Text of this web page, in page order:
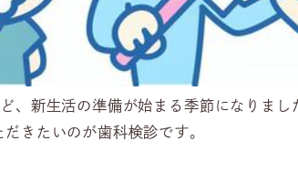
、新生活の準備が始まる季節になりまし
きたいのが歯科検診です。